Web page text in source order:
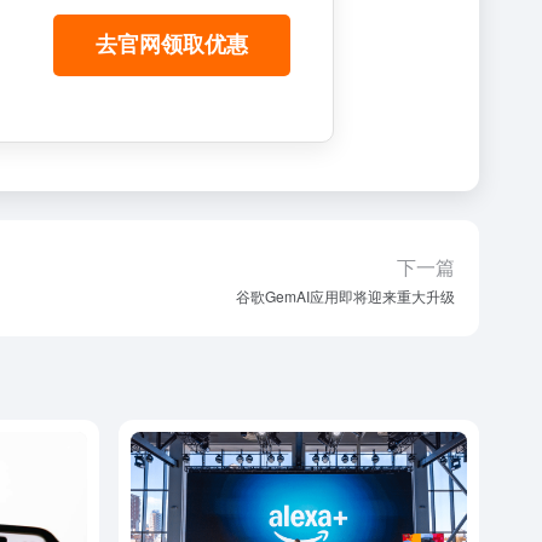
去官网领取优惠
下一篇
谷歌GemAI应用即将迎来重大升级